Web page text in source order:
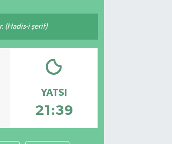
(Hadis-i şerif)
YATSI
21:39